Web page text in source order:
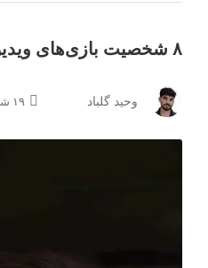
۸ شخصیت بازی‌های ویدیویی که به روان‌درمانی نیاز دارند
وحید گلباد ۱۹ شهریور ۱۴۰۳ | ۲۳:۰۰